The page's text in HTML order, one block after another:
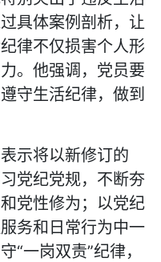
具体案例剖析，让
律不仅损害个人形
。他强调，党员要
守生活纪律，做到
示将以新修订的
党纪党规，不断夯
党性修为；以党纪
务和日常行为中一
“一岗双责”纪律，